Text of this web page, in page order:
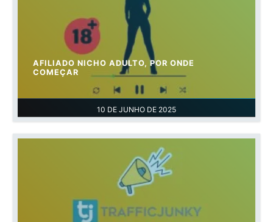
10 DE JUNHO DE 2025
AFILIADO NICHO ADULTO, POR ONDE
COMEÇAR